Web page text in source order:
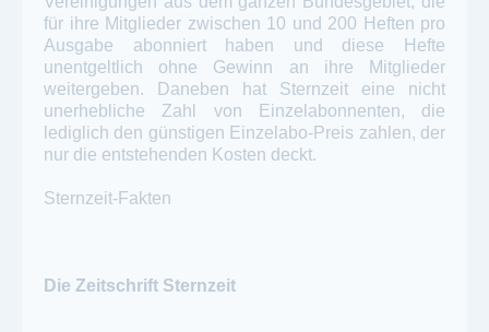
für ihre Mitglieder zwischen 10 und 200 Heften pro
Ausgabe abonniert haben und diese Hefte
unentgeltlich ohne Gewinn an ihre Mitglieder
weitergeben. Daneben hat Sternzeit eine nicht
unerhebliche Zahl von Einzelabonnenten, die
lediglich den günstigen Einzelabo-Preis zahlen, der
nur die entstehenden Kosten deckt.
Sternzeit-Fakten
Die Zeitschrift Sternzeit